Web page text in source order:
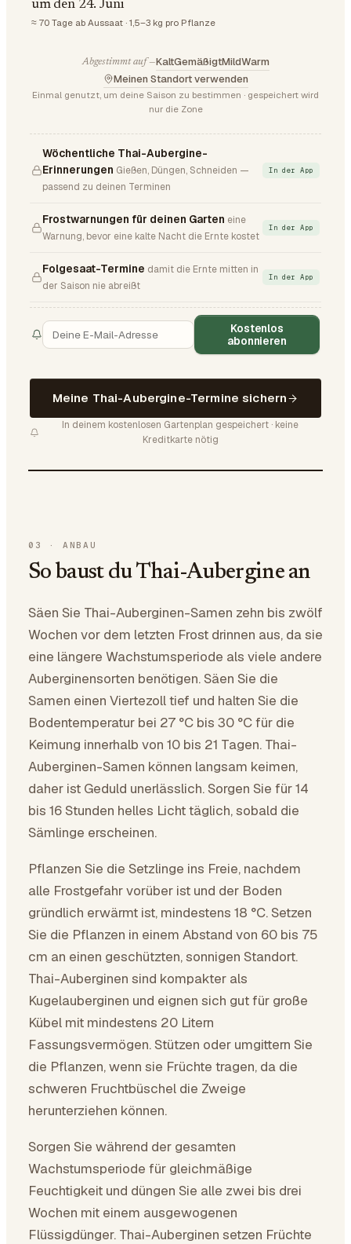
um den 24. Juni
≈ 70 Tage ab Aussaat · 1,5–3 kg pro Pflanze
Abgestimmt auf —KaltGemäßigtMildWarm
Meinen Standort verwenden
Einmal genutzt, um deine Saison zu bestimmen · gespeichert wird
nur die Zone
Wöchentliche Thai-Aubergine-
Erinnerungen Gießen, Düngen, Schneiden —
passend zu deinen Terminen
In der App
Frostwarnungen für deinen Garten eine
Warnung, bevor eine kalte Nacht die Ernte kostet
In der App
Folgesaat-Termine damit die Ernte mitten in
der Saison nie abreißt
In der App
Kostenlos
abonnieren
Meine Thai-Aubergine-Termine sichern
In deinem kostenlosen Gartenplan gespeichert · keine
Kreditkarte nötig
03 · ANBAU
So baust du Thai-Aubergine an
Säen Sie Thai-Auberginen-Samen zehn bis zwölf
Wochen vor dem letzten Frost drinnen aus, da sie
eine längere Wachstumsperiode als viele andere
Auberginensorten benötigen. Säen Sie die
Samen einen Viertezoll tief und halten Sie die
Bodentemperatur bei 27 °C bis 30 °C für die
Keimung innerhalb von 10 bis 21 Tagen. Thai-
Auberginen-Samen können langsam keimen,
daher ist Geduld unerlässlich. Sorgen Sie für 14
bis 16 Stunden helles Licht täglich, sobald die
Sämlinge erscheinen.
Pflanzen Sie die Setzlinge ins Freie, nachdem
alle Frostgefahr vorüber ist und der Boden
gründlich erwärmt ist, mindestens 18 °C. Setzen
Sie die Pflanzen in einem Abstand von 60 bis 75
cm an einen geschützten, sonnigen Standort.
Thai-Auberginen sind kompakter als
Kugelauberginen und eignen sich gut für große
Kübel mit mindestens 20 Litern
Fassungsvermögen. Stützen oder umgittern Sie
die Pflanzen, wenn sie Früchte tragen, da die
schweren Fruchtbüschel die Zweige
herunterziehen können.
Sorgen Sie während der gesamten
Wachstumsperiode für gleichmäßige
Feuchtigkeit und düngen Sie alle zwei bis drei
Wochen mit einem ausgewogenen
Flüssigdünger. Thai-Auberginen setzen Früchte